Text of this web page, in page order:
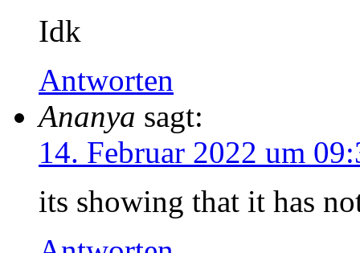
Idk
Antworten
Ananya sagt:
14. Februar 2022 um
its showing that it has